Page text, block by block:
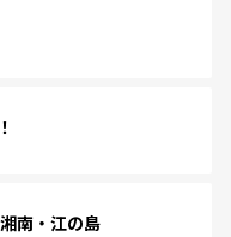
南・江の島